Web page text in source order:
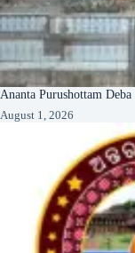
Ananta Purushottam
August 1, 2026